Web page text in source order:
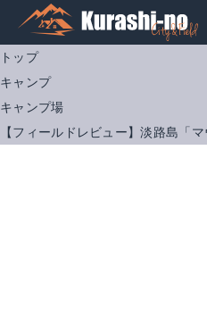
トップ
キャンプ
キャンプ場
【フィールドレビュー】淡路島「